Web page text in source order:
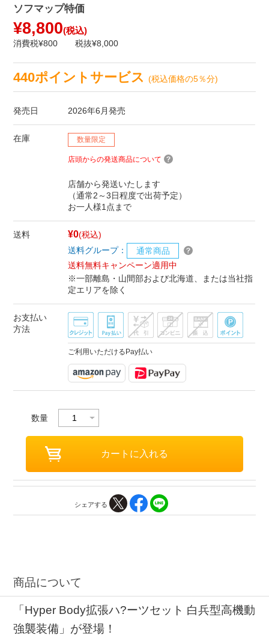
ソフマップ特価
¥8,800(税込)
消費税¥800 税抜¥8,000
440ポイントサービス(税込価格の5％分)
発売日 2026年6月発売
在庫 数量限定
店頭からの発送商品について
店舗から発送いたします
（通常2～3日程度で出荷予定）
お一人様1点まで
送料 ¥0(税込)
送料グループ：
通常商品
送料無料キャンペーン適用中
※一部離島・山間部および北海道、または当社指
定エリアを除く
お支払い
方法
ご利用いただけるPay払い
数量
シェアする
商品について
「Hyper Body拡張ハ?ーツセット 白兵型高機動
強襲装備」が登場！